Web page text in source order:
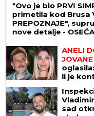
"Ovo je bio PRVI
primetila kod Brusa
PREPOZNAJE",
nove detalje -
ANELI
li je
sad